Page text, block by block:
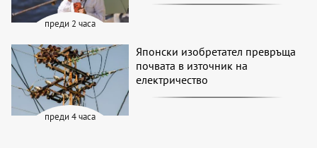
преди 2 часа
преди 4 часа
Японски изобретател превръща
почвата в източник на
електричество